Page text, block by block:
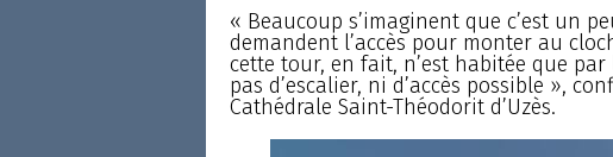
« Beaucoup s’imaginent que c’est un
demandent l’accès pour monter au
cette tour, en fait, n’est habitée que
pas d’escalier, ni d’accès possible »,
Cathédrale Saint-Théodorit d’Uzès.